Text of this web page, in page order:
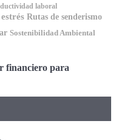
laboral
Rutas de senderismo
Sostenibilidad Ambiental
financiero para